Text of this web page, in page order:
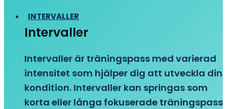
INTERVALLER
Intervaller
Intervaller är träningspass med varierad
intensitet som hjälper dig att utveckla din
kondition. Intervaller kan springas som
korta eller långa fokuserade träningspass